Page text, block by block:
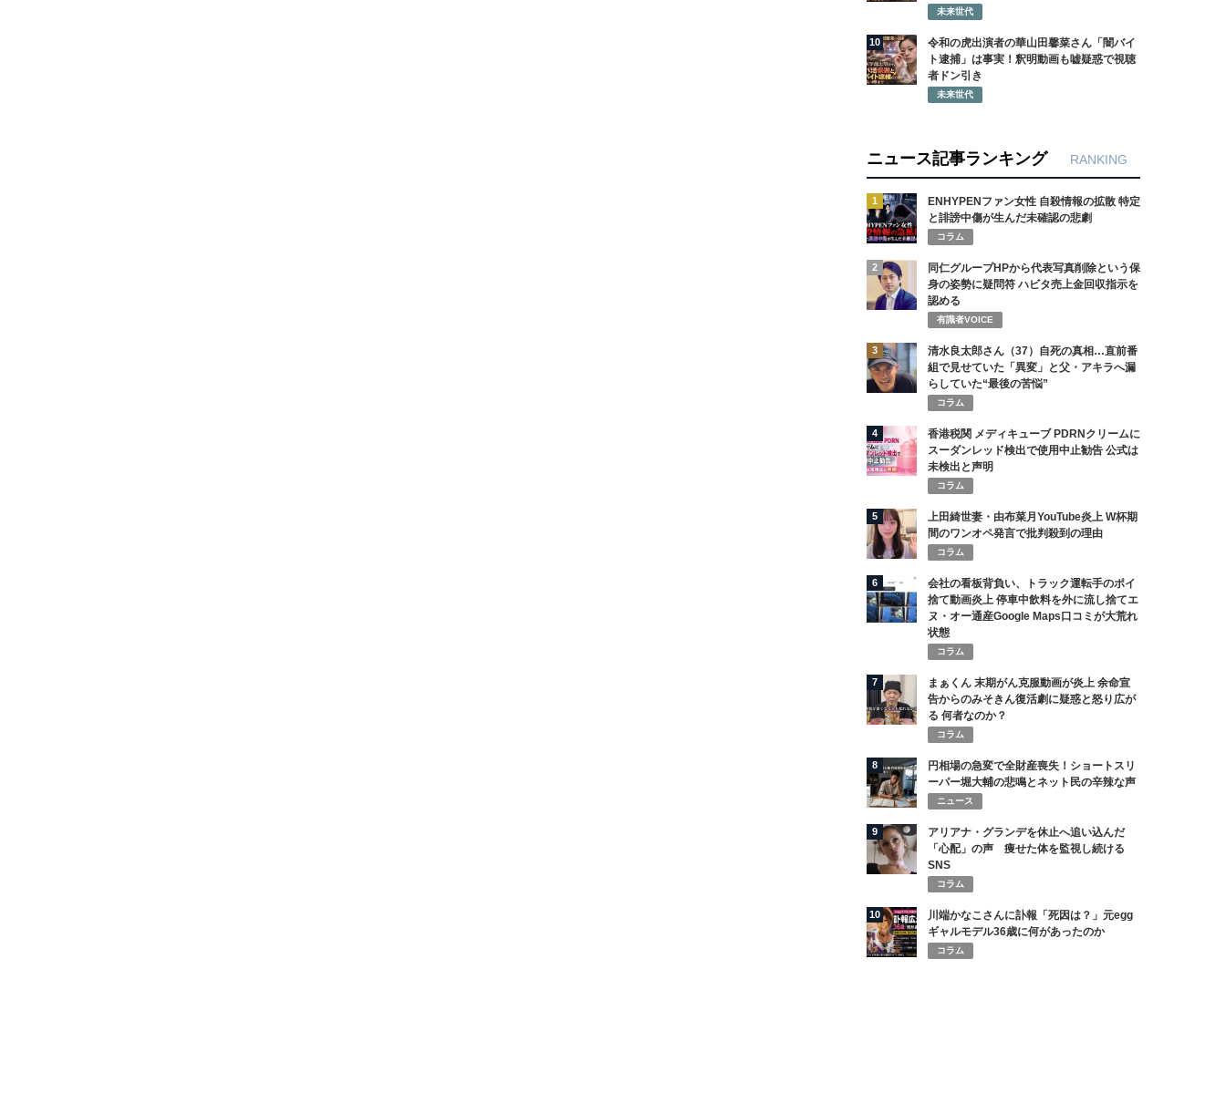
未来世代
10
令和の虎出演者の華山田馨菜さん「闇バイ
ト逮捕」は事実！釈明動画も嘘疑惑で視聴
者ドン引き
未来世代
ニュース記事ランキング RANKING
1
ENHYPENファン女性 自殺情報の拡散 特定
と誹謗中傷が生んだ未確認の悲劇
コラム
2
同仁グループHPから代表写真削除という保
身の姿勢に疑問符 ハビタ売上金回収指示を
認める
有識者VOICE
3
清水良太郎さん（37）自死の真相…直前番
組で見せていた「異変」と父・アキラへ漏
らしていた“最後の苦悩”
コラム
4
香港税関 メディキューブ PDRNクリームに
スーダンレッド検出で使用中止勧告 公式は
未検出と声明
コラム
5
上田綺世妻・由布菜月YouTube炎上 W杯期
間のワンオペ発言で批判殺到の理由
コラム
6
会社の看板背負い、トラック運転手のポイ
捨て動画炎上 停車中飲料を外に流し捨てエ
ヌ・オー通産Google Maps口コミが大荒れ
状態
コラム
7
まぁくん 末期がん克服動画が炎上 余命宣
告からのみそきん復活劇に疑惑と怒り広が
る 何者なのか？
コラム
8
円相場の急変で全財産喪失！ショートスリ
ーパー堀大輔の悲鳴とネット民の辛辣な声
ニュース
9
アリアナ・グランデを休止へ追い込んだ
「心配」の声 痩せた体を監視し続ける
SNS
コラム
10
川端かなこさんに訃報「死因は？」元egg
ギャルモデル36歳に何があったのか
コラム